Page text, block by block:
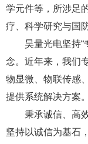
学元件等，所涉足
疗、科学研究与国
昊量光电坚持“专
念。近年来，我们
物显微、物联传感
提供系统解决方案。
秉承诚信、高效
坚持以诚信为基石